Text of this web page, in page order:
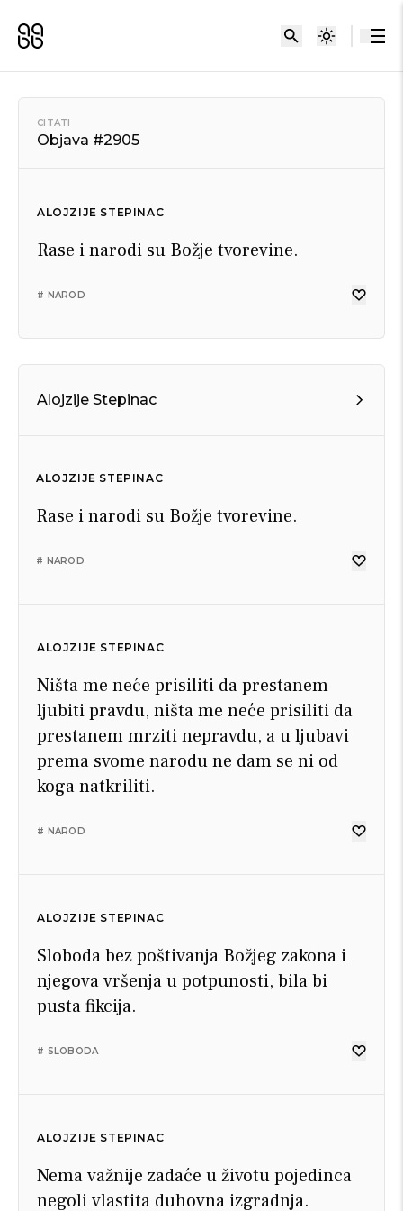
CITATI
Objava #2905
ALOJZIJE STEPINAC
Rase i narodi su Božje tvorevine.
# NAROD
Alojzije Stepinac
ALOJZIJE STEPINAC
Rase i narodi su Božje tvorevine.
# NAROD
ALOJZIJE STEPINAC
Ništa me neće prisiliti da prestanem
ljubiti pravdu, ništa me neće prisiliti da
prestanem mrziti nepravdu, a u ljubavi
prema svome narodu ne dam se ni od
koga natkriliti.
# NAROD
ALOJZIJE STEPINAC
Sloboda bez poštivanja Božjeg zakona i
njegova vršenja u potpunosti, bila bi
pusta fikcija.
# SLOBODA
ALOJZIJE STEPINAC
Nema važnije zadaće u životu pojedinca
negoli vlastita duhovna izgradnja.